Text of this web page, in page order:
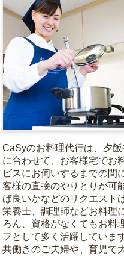
CaSyのお料理代行は、夕
に合わせて、お客様宅でお
ビスにお伺いするまでの間
客様の直接のやりとりが可
ば良いかなどのリクエスト
栄養士、調理師などお料理
ろん、資格がなくてもお料
フとして多く活躍していま
共働きのご夫婦や、育児で